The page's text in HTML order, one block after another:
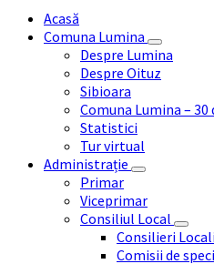
Acasă
Comuna Lumina
Despre Lumina
Despre Oituz
Sibioara
Comuna Lumina –
Statistici
Tur virtual
Administrație
Primar
Viceprimar
Consiliul Local
Consilieri
Comisii de